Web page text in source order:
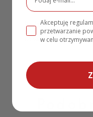
9×4,5 cm
Rodzaj personalizacji
Drukowane
Akceptuję
przetwarzanie
w celu